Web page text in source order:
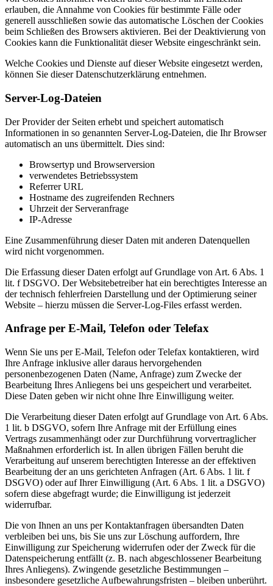
erlauben, die Annahme von Cookies für bestimmte Fälle oder
generell ausschließen sowie das automatische Löschen der Cookies
beim Schließen des Browsers aktivieren. Bei der Deaktivierung von
Cookies kann die Funktionalität dieser Website eingeschränkt sein.
Welche Cookies und Dienste auf dieser Website eingesetzt werden,
können Sie dieser Datenschutzerklärung entnehmen.
Server-Log-Dateien
Der Provider der Seiten erhebt und speichert automatisch
Informationen in so genannten Server-Log-Dateien, die Ihr Browser
automatisch an uns übermittelt. Dies sind:
Browsertyp und Browserversion
verwendetes Betriebssystem
Referrer URL
Hostname des zugreifenden Rechners
Uhrzeit der Serveranfrage
IP-Adresse
Eine Zusammenführung dieser Daten mit anderen Datenquellen
wird nicht vorgenommen.
Die Erfassung dieser Daten erfolgt auf Grundlage von Art. 6 Abs. 1
lit. f DSGVO. Der Websitebetreiber hat ein berechtigtes Interesse an
der technisch fehlerfreien Darstellung und der Optimierung seiner
Website – hierzu müssen die Server-Log-Files erfasst werden.
Anfrage per E-Mail, Telefon oder Telefax
Wenn Sie uns per E-Mail, Telefon oder Telefax kontaktieren, wird
Ihre Anfrage inklusive aller daraus hervorgehenden
personenbezogenen Daten (Name, Anfrage) zum Zwecke der
Bearbeitung Ihres Anliegens bei uns gespeichert und verarbeitet.
Diese Daten geben wir nicht ohne Ihre Einwilligung weiter.
Die Verarbeitung dieser Daten erfolgt auf Grundlage von Art. 6 Abs.
1 lit. b DSGVO, sofern Ihre Anfrage mit der Erfüllung eines
Vertrags zusammenhängt oder zur Durchführung vorvertraglicher
Maßnahmen erforderlich ist. In allen übrigen Fällen beruht die
Verarbeitung auf unserem berechtigten Interesse an der effektiven
Bearbeitung der an uns gerichteten Anfragen (Art. 6 Abs. 1 lit. f
DSGVO) oder auf Ihrer Einwilligung (Art. 6 Abs. 1 lit. a DSGVO)
sofern diese abgefragt wurde; die Einwilligung ist jederzeit
widerrufbar.
Die von Ihnen an uns per Kontaktanfragen übersandten Daten
verbleiben bei uns, bis Sie uns zur Löschung auffordern, Ihre
Einwilligung zur Speicherung widerrufen oder der Zweck für die
Datenspeicherung entfällt (z. B. nach abgeschlossener Bearbeitung
Ihres Anliegens). Zwingende gesetzliche Bestimmungen –
insbesondere gesetzliche Aufbewahrungsfristen – bleiben unberührt.